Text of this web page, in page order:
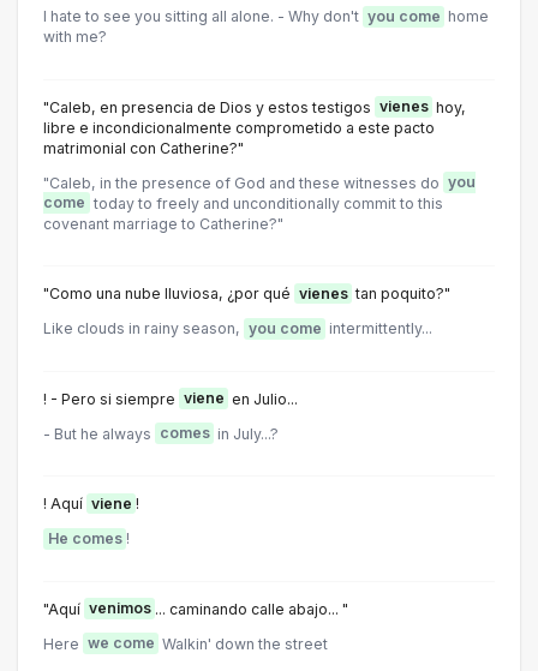
I hate to see you sitting all alone. - Why don't you come home
with me?
"Caleb, en presencia de Dios y estos testigos vienes hoy,
libre e incondicionalmente comprometido a este pacto
matrimonial con Catherine?"
"Caleb, in the presence of God and these witnesses do you
come today to freely and unconditionally commit to this
covenant marriage to Catherine?"
"Como una nube lluviosa, ¿por qué vienes tan poquito?"
Like clouds in rainy season, you come intermittently...
! - Pero si siempre viene en Julio...
- But he always comes in July...?
! Aquí viene !
He comes !
"Aquí venimos ... caminando calle abajo... "
Here we come Walkin' down the street